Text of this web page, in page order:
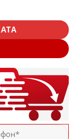
KraftWorld